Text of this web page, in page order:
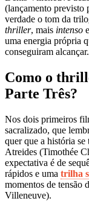
(lançamento previsto
verdade o tom da
thriller, mais intenso
uma energia própria
conseguiram alcançar.
Como o
Parte Três?
Nos dois primeiros
sacralizado, que
quer que a história se
Atreides (Timothée
expectativa é de
rápidos e uma trilha
momentos de tensão
Villeneuve).